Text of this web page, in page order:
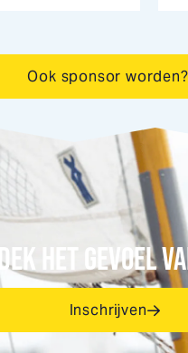
Ook sponsor worden?
HET GEVOEL
Inschrijven